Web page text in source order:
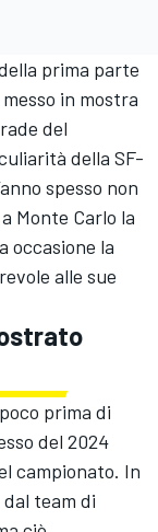
prima parte
in mostra
del
della SF-
spesso non
Monte Carlo la
occasione la
alle sue
prima di
del 2024
campionato. In
team di